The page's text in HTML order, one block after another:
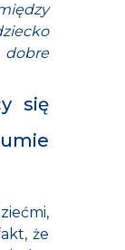
się
że